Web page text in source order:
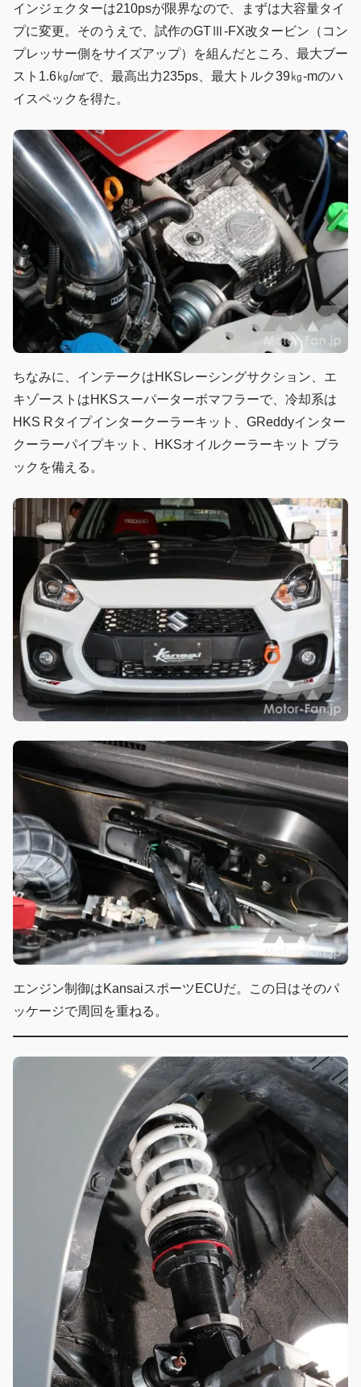
インジェクターは210psが限界なので、まずは大容量タイ
プに変更。そのうえで、試作のGTⅢ-FX改タービン（コン
プレッサー側をサイズアップ）を組んだところ、最大ブー
スト1.6㎏/㎠で、最高出力235ps、最大トルク39㎏-mのハ
イスペックを得た。
ちなみに、インテークはHKSレーシングサクション、エ
キゾーストはHKSスーパーターボマフラーで、冷却系は
HKS Rタイプインタークーラーキット、GReddyインター
クーラーパイプキット、HKSオイルクーラーキット ブラ
ックを備える。
エンジン制御はKansaiスポーツECUだ。この日はそのパ
ッケージで周回を重ねる。